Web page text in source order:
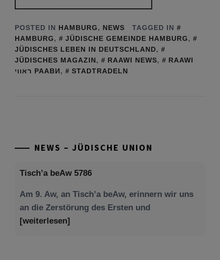
POSTED IN HAMBURG, NEWS
TAGGED IN
HAMBURG, JÜDISCHE GEMEINDE HAMBURG,
JÜDISCHES LEBEN IN DEUTSCHLAND,
JÜDISCHES MAGAZIN, RAAWI NEWS,
RAAWI
ראווי РААВИ, STADTRADELN
NEWS – JÜDISCHE UNION
Tisch’a beAw 5786
Am 9. Aw, an Tisch’a beAw, erinnern wir uns
an die Zerstörung des Ersten und
[weiterlesen]